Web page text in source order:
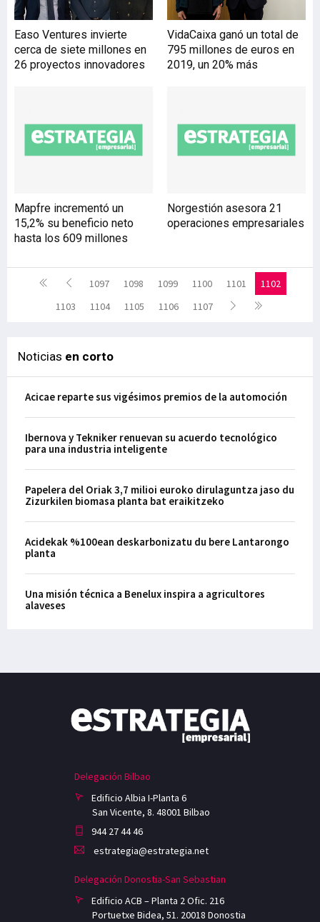
Easo Ventures invierte
cerca de siete millones en
26 proyectos innovadores
VidaCaixa ganó un total de
795 millones de euros en
2019, un 20% más
Mapfre incrementó un
15,2% su beneficio neto
hasta los 609 millones
Norgestión asesora 21
operaciones empresariales
1097 1098 1099 1100 1101
1102
1103
1104 1105 1106 1107
Noticias en corto
Acicae reparte sus vigésimos premios de la automoción
Ibernova y Tekniker renuevan su acuerdo tecnológico
para una industria inteligente
Papelera del Oriak 3,7 milioi euroko dirulaguntza jaso du
Zizurkilen biomasa planta bat eraikitzeko
Acidekak %100ean deskarbonizatu du bere Lantarongo
planta
Una misión técnica a Benelux inspira a agricultores
alaveses
Delegación Bilbao
Edificio Albia I-Planta 6
San Vicente, 8. 48001 Bilbao
944 27 44 46
estrategia@estrategia.net
Delegación Donostia-San Sebastian
Edificio ACB – Planta 2 Ofic. 216
Portuetxe Bidea, 51. 20018 Donostia